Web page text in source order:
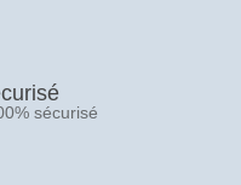
sécurisé